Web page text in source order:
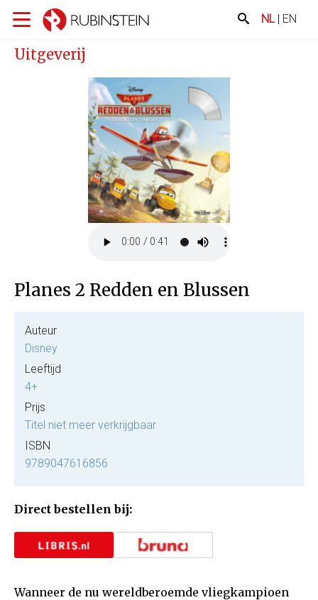
NL| EN
Uitgeverij
Planes 2 Redden en Blussen
Auteur
Disney
Leeftijd
4+
Prijs
Titel niet meer verkrijgbaar
ISBN
9789047616856
Direct bestellen bij:
Wanneer de nu wereldberoemde vliegkampioen